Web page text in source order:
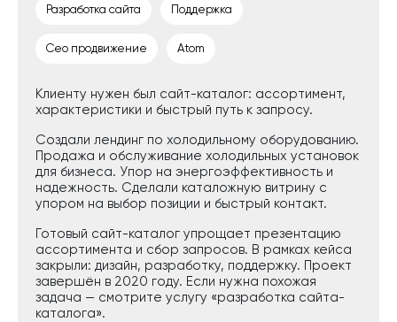
Разработка сайта Поддержка
Сео продвижение Atom
Клиенту нужен был сайт-каталог: ассортимент,
характеристики и быстрый путь к запросу.
Создали лендинг по холодильному оборудованию.
Продажа и обслуживание холодильных установок
для бизнеса. Упор на энергоэффективность и
надежность. Сделали каталожную витрину с
упором на выбор позиции и быстрый контакт.
Готовый сайт-каталог упрощает презентацию
ассортимента и сбор запросов. В рамках кейса
закрыли: дизайн, разработку, поддержку. Проект
завершён в 2020 году. Если нужна похожая
задача — смотрите услугу «разработка сайта-
каталога».